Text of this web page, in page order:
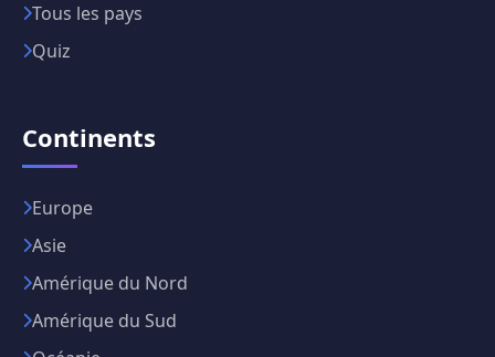
Tous les pays
Quiz
Continents
Europe
Asie
Amérique du Nord
Amérique du Sud